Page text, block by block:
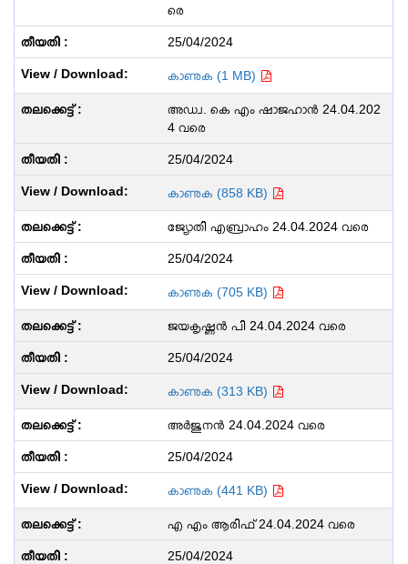
രെ
25/04/2024
കാണുക (1 MB)
അഡ്വ. കെ എം ഷാജഹാൻ 24.04.202
4 വരെ
25/04/2024
കാണുക (858 KB)
ജ്യോതി എബ്രാഹം 24.04.2024 വരെ
25/04/2024
കാണുക (705 KB)
ജയകൃഷ്ണൻ പി 24.04.2024 വരെ
25/04/2024
കാണുക (313 KB)
അർജുനൻ 24.04.2024 വരെ
25/04/2024
കാണുക (441 KB)
എ എം ആരിഫ് 24.04.2024 വരെ
25/04/2024